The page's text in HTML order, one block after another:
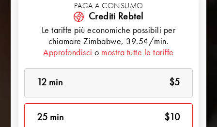
PAGA A CONSUMO
Crediti Rebtel
Le tariffe più economiche possibili per
chiamare Zimbabwe, 39.5¢/min.
Approfondisci o mostra tutte le tariffe
12 min $5
25 min $10